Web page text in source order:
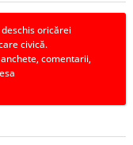
oricărei
civică.
comentarii,